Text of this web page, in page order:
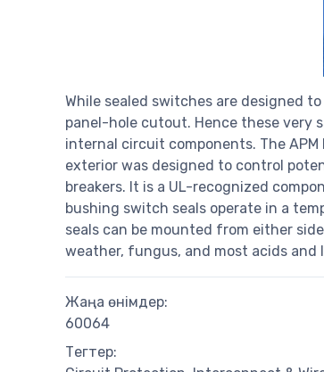
While sealed switches are designed
panel-hole cutout. Hence these very
internal circuit components. The
exterior was designed to control
breakers. It is a UL-recognized
bushing switch seals operate in a
seals can be mounted from either
weather, fungus, and most acids and
Жаңа өнімдер:
60064
Тегтер: